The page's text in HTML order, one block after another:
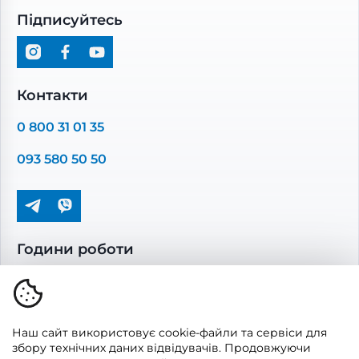
Договір роздрібної купівлі-продажу
Рекуператори
Вентиляційні установки
Промислова вентиляція
Комплектуючі вентиляції
Дверцята ревізійні
Підписуйтесь
Контакти
0 800 31 01 35
093 580 50 50
Години роботи
Сб-Нд: вихідні
Наш сайт використовує cookie-файли та сервіси для
збору технічних даних відвідувачів. Продовжуючи